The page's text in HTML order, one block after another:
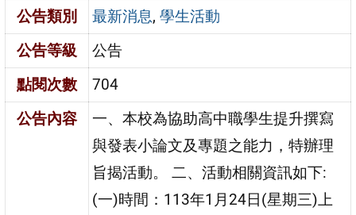
公告類別
最新消息,學生活動
公告等級
公告
點閱次數
704
公告內容
一、本校為協助高中職學生提升撰寫
與發表小論文及專題之能力，特辦理
旨揭活動。 二、活動相關資訊如下:
(一)時間：113年1月24日(星期三)上